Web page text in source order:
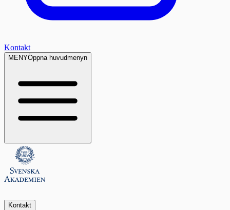
Kontakt
MENYÖppna huvudmenyn
Kontakt